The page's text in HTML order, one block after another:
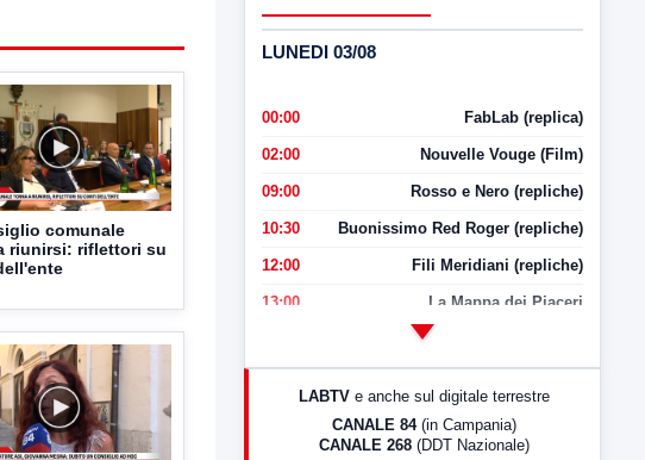
comunale
riunirsi: riflettori su
LUNEDI 03/08
00:00 FabLab (replica)
02:00 Nouvelle Vouge (Film)
09:00 Rosso e Nero (repliche)
10:30 Buonissimo Red Roger (repliche)
12:00 Fili Meridiani (repliche)
13:00 La Mappa dei Piaceri
LabNews (Diretta)
LABTV e anche sul digitale terrestre
CANALE 84 (in Campania)
CANALE 268 (DDT Nazionale)